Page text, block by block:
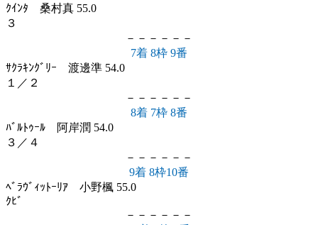
ｸｲﾝﾀ 桑村真 55.0
３
－－－－－－
7着 8枠 9番
ｻｸﾗｷﾝｸﾞﾘｰ 渡邊準 54.0
１／２
－－－－－－
8着 7枠 8番
ﾊﾞﾙﾄｩｰﾙ 阿岸潤 54.0
３／４
－－－－－－
9着 8枠10番
ﾍﾞﾗｳﾞｨｯﾄｰﾘｱ 小野楓 55.0
ｸﾋﾞ
－－－－－－